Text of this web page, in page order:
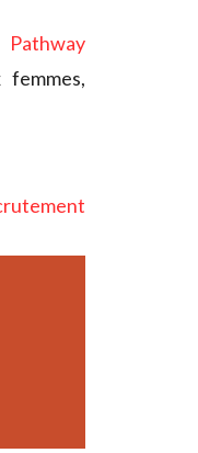
Pathway